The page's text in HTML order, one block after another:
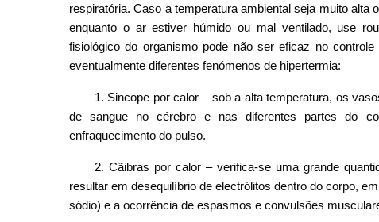
respiratória. Caso a temperatura ambiental seja muito
enquanto o ar estiver húmido ou mal ventilado, use
fisiológico do organismo pode não ser eficaz no
eventualmente diferentes fenómenos de hipertermia:
1. Sincope por calor – sob a alta temperatura, os
de sangue no cérebro e nas diferentes partes do
enfraquecimento do pulso.
2. Cãibras por calor – verifica-se uma grande
resultar em desequilíbrio de electrólitos dentro do corpo,
sódio) e a ocorrência de espasmos e convulsões